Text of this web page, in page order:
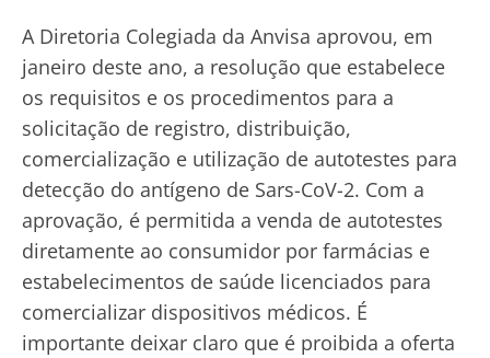
A Diretoria Colegiada da Anvisa aprovou, em
janeiro deste ano, a resolução que estabelece
os requisitos e os procedimentos para a
solicitação de registro, distribuição,
comercialização e utilização de autotestes para
detecção do antígeno de Sars-CoV-2. Com a
aprovação, é permitida a venda de autotestes
diretamente ao consumidor por farmácias e
estabelecimentos de saúde licenciados para
comercializar dispositivos médicos. É
importante deixar claro que é proibida a oferta